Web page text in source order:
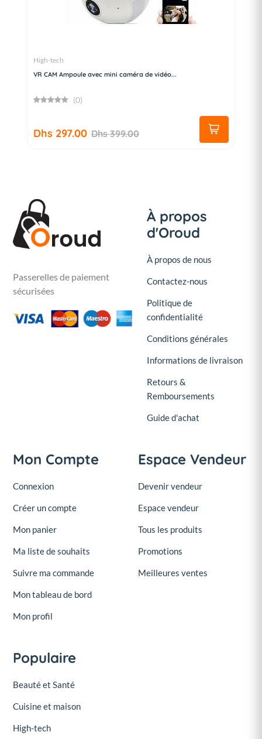
High-tech
VR CAM Ampoule avec mini caméra de vidéo...
(0)
Dhs 297.00 Dhs 399.00
Passerelles de paiement
sécurisées
À propos
d'Oroud
À propos de nous
Contactez-nous
Politique de
confidentialité
Conditions générales
Informations de livraison
Retours &
Remboursements
Guide d'achat
Mon Compte
Connexion
Créer un compte
Mon panier
Ma liste de souhaits
Suivre ma commande
Mon tableau de bord
Mon profil
Espace Vendeur
Devenir vendeur
Espace vendeur
Tous les produits
Promotions
Meilleures ventes
Populaire
Beauté et Santé
Cuisine et maison
High-tech